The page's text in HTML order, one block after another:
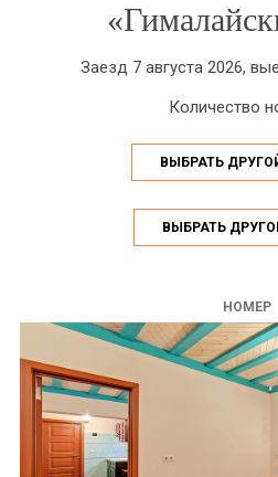
Заезд 7 августа 2026,
Количество
ВЫБРАТЬ
ВЫБРАТЬ
НОМЕР